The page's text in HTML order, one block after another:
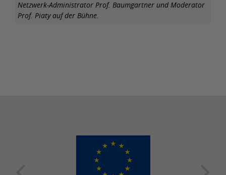
Netzwerk-Administrator Prof. Baumgartner und Moderator
Prof. Piaty auf der Bühne.